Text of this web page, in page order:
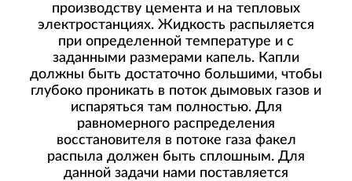
производству цемента и на тепловых
электростанциях. Жидкость распыляется
при определенной температуре и с
заданными размерами капель. Капли
должны быть достаточно большими, чтобы
глубоко проникать в поток дымовых газов и
испаряться там полностью. Для
равномерного распределения
восстановителя в потоке газа факел
распыла должен быть сплошным. Для
данной задачи нами поставляется